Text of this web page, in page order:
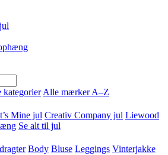
kategorier Alle mærker A–Z
Mine jul Creativ Company jul Liewood
Se alt til jul
Body Bluse Leggings Vinterjakke